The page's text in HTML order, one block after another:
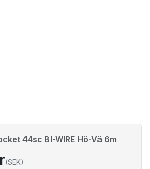
44sc BI-WIRE Hö-Vä 6m
(SEK)